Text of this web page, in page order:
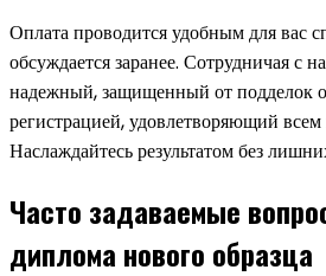
Оплата проводится удобным для вас
обсуждается заранее. Сотрудничая с
надежный, защищенный от подделок
регистрацией, удовлетворяющий
Наслаждайтесь результатом без
Часто задаваемые
диплома нового образца